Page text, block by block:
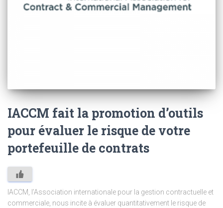
IACCM fait la promotion d’outils
pour évaluer le risque de votre
portefeuille de contrats
IACCM, l’Association internationale pour la gestion contractuelle et
commerciale, nous incite à évaluer quantitativement le risque de